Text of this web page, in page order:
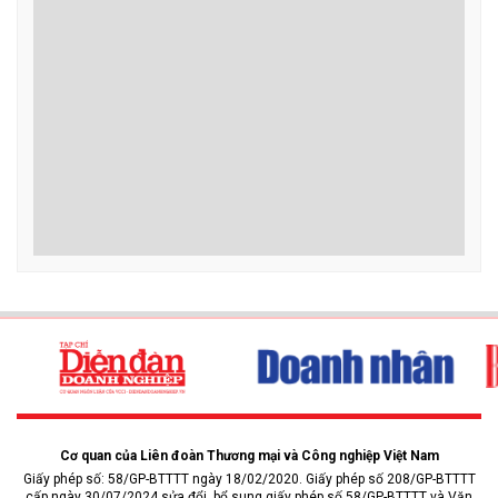
Cơ quan của Liên đoàn Thương mại và Công nghiệp Việt Nam
Giấy phép số: 58/GP-BTTTT ngày 18/02/2020. Giấy phép số 208/GP-BTTTT